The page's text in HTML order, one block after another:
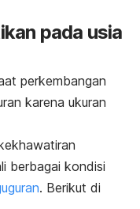
pada usia
perkembangan
karena ukuran
berbagai kondisi
. Berikut di